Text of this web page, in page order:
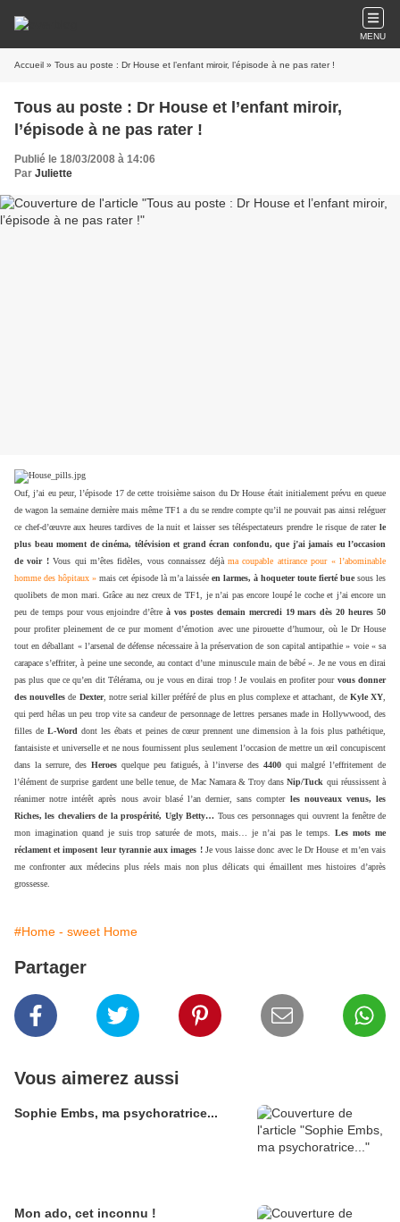
MENU
Accueil » Tous au poste : Dr House et l’enfant miroir, l’épisode à ne pas rater !
Tous au poste : Dr House et l’enfant miroir,
l’épisode à ne pas rater !
Publié le 18/03/2008 à 14:06
Par Juliette
Ouf, j’ai eu peur, l’épisode 17 de cette troisième saison du Dr House était initialement prévu en queue
de wagon la semaine dernière mais même TF1 a du se rendre compte qu’il ne pouvait pas ainsi reléguer
ce chef-d’œuvre aux heures tardives de la nuit et laisser ses téléspectateurs prendre le risque de rater le
plus beau moment de cinéma, télévision et grand écran confondu, que j’ai jamais eu l’occasion
de voir !Vous qui m’êtes fidèles, vous connaissez déjàma coupable attirance pour « l’abominable
homme des hôpitaux » mais cet épisode là m’a laissée en larmes, à hoqueter toute fierté bue sous les
quolibets de mon mari. Grâce au nez creux de TF1, je n’ai pas encore loupé le coche et j’ai encore un
peu de temps pour vous enjoindre d’êtreà vos postes demain mercredi 19 mars dès 20 heures 50
pour profiter pleinement de ce pur moment d’émotion avec une pirouette d’humour, où le Dr House
tout en déballant « l’arsenal de défense nécessaire à la préservation de son capital antipathie » voie « sa
carapace s’effriter, à peine une seconde, au contact d’une minuscule main de bébé ». Je ne vous en dirai
pas plus que ce qu’en dit Télérama, ou je vous en dirai trop ! Je voulais en profiter pour vous donner
des nouvelles de Dexter, notre serial killer préféré de plus en plus complexe et attachant, de Kyle XY
qui perd hélas un peu trop vite sa candeur de personnage de lettres persanes made in Hollywwood, des
filles de L-Word dont les ébats et peines de cœur prennent une dimension à la fois plus pathétique,
fantaisiste et universelle et ne nous fournissent plus seulement l’occasion de mettre un œil concupiscent
dans la serrure, desHeroes quelque peu fatigués, à l’inverse des 4400qui malgré l’effritement de
l’élément de surprise gardent une belle tenue, de Mac Namara & Troy dansNip/Tuck qui réussissent à
réanimer notre intérêt après nous avoir blasé l’an dernier, sans compter les nouveaux venus, les
Riches, les chevaliers de la prospérité, Ugly Betty… Tous ces personnages qui ouvrent la fenêtre de
mon imagination quand je suis trop saturée de mots, mais… je n’ai pas le temps.Les mots me
réclament et imposent leur tyrannie aux images !Je vous laisse donc avec le Dr House et m’en vais
me confronter aux médecins plus réels mais non plus délicats qui émaillent mes histoires d’après
grossesse.
#Home - sweet Home
Partager
Vous aimerez aussi
Sophie Embs, ma psychoratrice...
Mon ado, cet inconnu !